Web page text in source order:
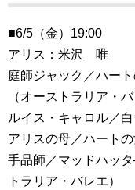
■6/5（金）19:00
アリス：米沢 唯
庭師ジャック／ハー
（オーストラリア・バ
ルイス・キャロル／
アリスの母／ハート
手品師／マッドハッ
トラリア・バレエ）